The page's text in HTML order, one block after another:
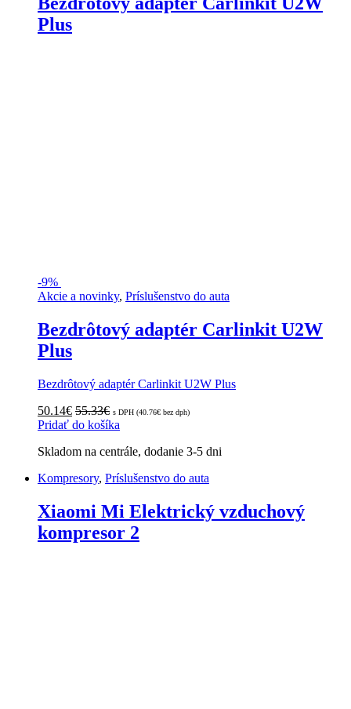
Plus
-9%
Akcie a novinky, Príslušenstvo do auta
Bezdrôtový adaptér Carlinkit U2W
Plus
Bezdrôtový adaptér Carlinkit U2W Plus
50.14€ 55.33€ s DPH (40.76€ bez dph)
Pridať do košíka
Skladom na centrále, dodanie 3-5 dni
Kompresory, Príslušenstvo do auta
Xiaomi Mi Elektrický vzduchový
kompresor 2